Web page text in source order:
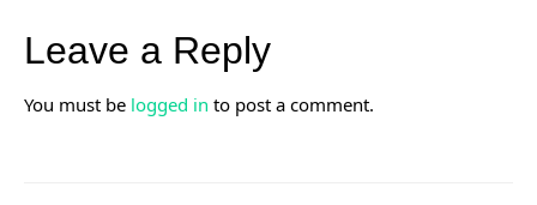
Leave a Reply
You must be logged in to post a comment.